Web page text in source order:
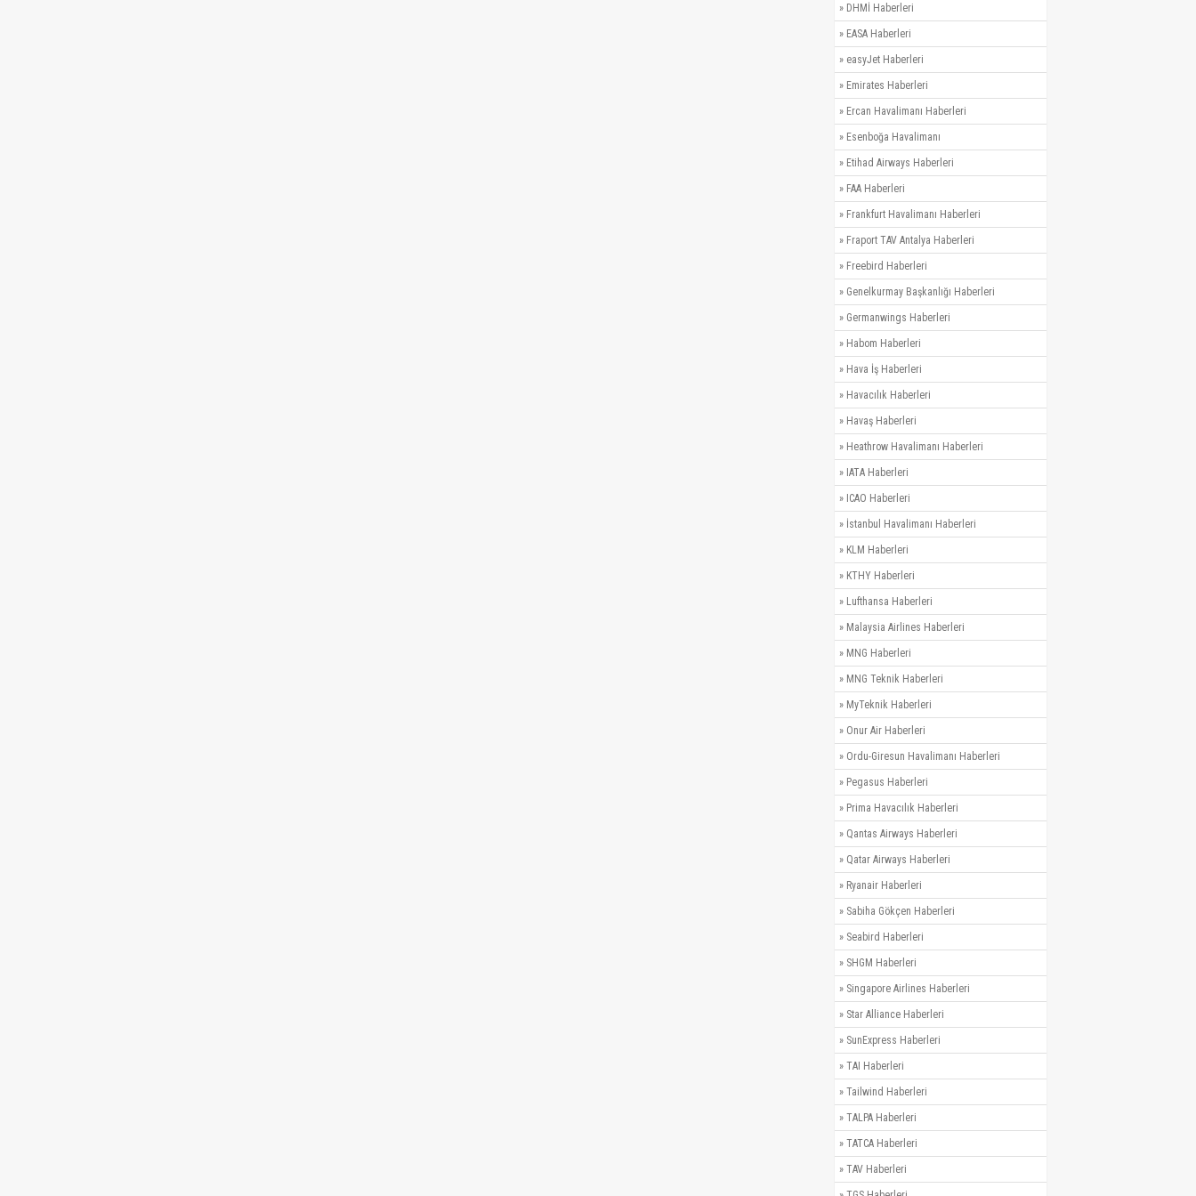
» DHMİ Haberleri
» EASA Haberleri
» easyJet Haberleri
» Emirates Haberleri
» Ercan Havalimanı Haberleri
» Esenboğa Havalimanı
» Etihad Airways Haberleri
» FAA Haberleri
» Frankfurt Havalimanı Haberleri
» Fraport TAV Antalya Haberleri
» Freebird Haberleri
» Genelkurmay Başkanlığı Haberleri
» Germanwings Haberleri
» Habom Haberleri
» Hava İş Haberleri
» Havacılık Haberleri
» Havaş Haberleri
» Heathrow Havalimanı Haberleri
» IATA Haberleri
» ICAO Haberleri
» İstanbul Havalimanı Haberleri
» KLM Haberleri
» KTHY Haberleri
» Lufthansa Haberleri
» Malaysia Airlines Haberleri
» MNG Haberleri
» MNG Teknik Haberleri
» MyTeknik Haberleri
» Onur Air Haberleri
» Ordu-Giresun Havalimanı Haberleri
» Pegasus Haberleri
» Prima Havacılık Haberleri
» Qantas Airways Haberleri
» Qatar Airways Haberleri
» Ryanair Haberleri
» Sabiha Gökçen Haberleri
» Seabird Haberleri
» SHGM Haberleri
» Singapore Airlines Haberleri
» Star Alliance Haberleri
» SunExpress Haberleri
» TAI Haberleri
» Tailwind Haberleri
» TALPA Haberleri
» TATCA Haberleri
» TAV Haberleri